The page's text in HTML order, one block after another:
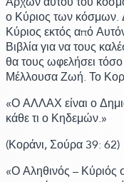
ο Κύριος των κόσμων.
Κύριος εκτός από
Βιβλία για να τους
θα τους ωφελήσει
Μέλλουσα Ζωή.Το
«Ο ΑΛΛΑΧ είναι ο
κάθε τι ο Κηδεμών.»
(Κοράνι,Σούρα 39:62)
«Ο Αληθινός –